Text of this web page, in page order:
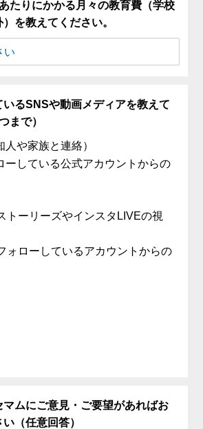
たりにかかる月々の教育費（学校
を教えてください。
いるSNSや動画メディアを教えて
まで）
人や家族と連絡）
ーしている公式アカウントからの
トーリーズやインスタLIVEの視
ォローしているアカウントからの
マムにご意見・ご要望があればお
（任意回答）